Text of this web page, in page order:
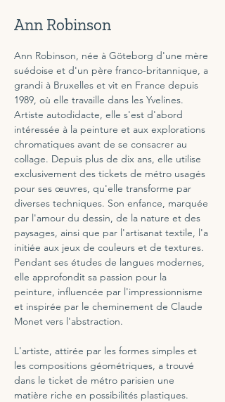
Ann Robinson
Ann Robinson, née à Göteborg d'une mère
suédoise et d'un père franco-britannique, a
grandi à Bruxelles et vit en France depuis
1989, où elle travaille dans les Yvelines.
Artiste autodidacte, elle s'est d'abord
intéressée à la peinture et aux explorations
chromatiques avant de se consacrer au
collage. Depuis plus de dix ans, elle utilise
exclusivement des tickets de métro usagés
pour ses œuvres, qu'elle transforme par
diverses techniques. Son enfance, marquée
par l'amour du dessin, de la nature et des
paysages, ainsi que par l'artisanat textile, l'a
initiée aux jeux de couleurs et de textures.
Pendant ses études de langues modernes,
elle approfondit sa passion pour la
peinture, influencée par l'impressionnisme
et inspirée par le cheminement de Claude
Monet vers l'abstraction.
L'artiste, attirée par les formes simples et
les compositions géométriques, a trouvé
dans le ticket de métro parisien une
matière riche en possibilités plastiques.